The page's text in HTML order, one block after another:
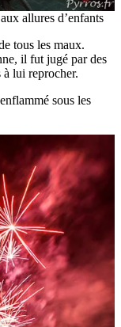
allures d’enfants
tous les maux.
il fut jugé par des
à lui reprocher.
sous les